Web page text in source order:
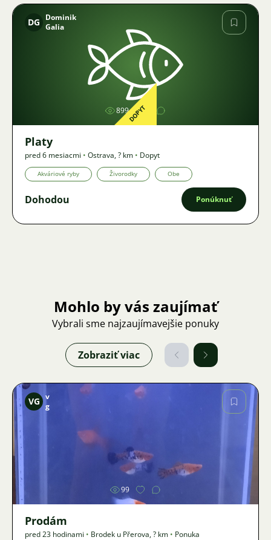
Obrázok
DG
Dominik
Galia
899DOPYT
Platy
pred 6 mesiacmi • Ostrava,? km • Dopyt
Akváriové ryby Živorodky Obe
Dohodou Ponúknuť
Mohlo by vás zaujímať
Vybrali sme najzaujímavejšie ponuky
Zobraziť viac
Obrázok
VG v
g
99
Prodám
pred 23 hodinami • Brodek u Přerova,? km • Ponuka